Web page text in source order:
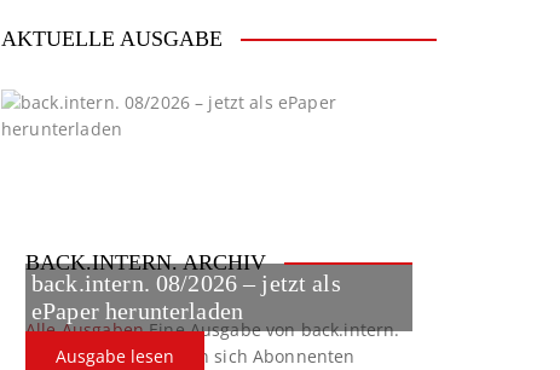
AKTUELLE AUSGABE
back.intern. 08/2026 – jetzt als
ePaper herunterladen
Ausgabe lesen
BACK.INTERN. ARCHIV
Alle AusgabenEine Ausgabe von back.intern.
verpasst? Hier können sich Abonnenten